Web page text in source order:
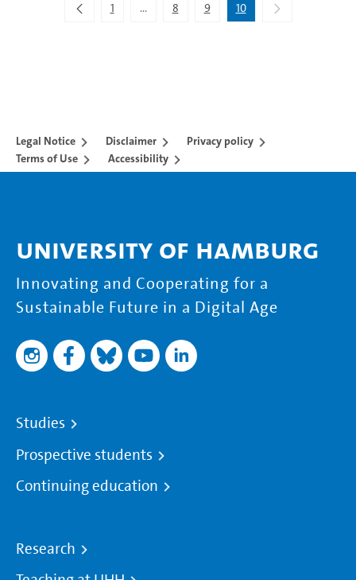
1 ...
Intermediate Pages Use TAB to navigate.
8 9 10
Legal Notice Disclaimer
Privacy policy
Terms of Use
Accessibility
University of Hamburg
Innovating and Cooperating for a
Sustainable Future in a Digital Age
Studies
Prospective students
Continuing education
Research